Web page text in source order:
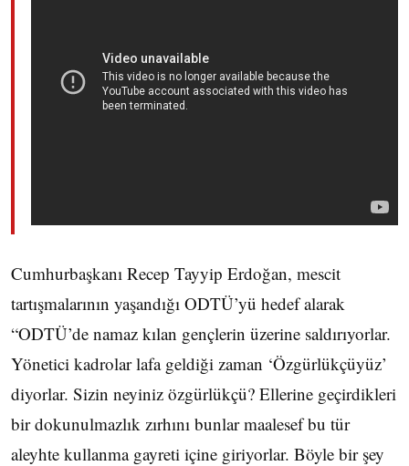
Cumhurbaşkanı Recep Tayyip Erdoğan, mescit
tartışmalarının yaşandığı ODTÜ’yü hedef alarak
“ODTÜ’de namaz kılan gençlerin üzerine saldırıyorlar.
Yönetici kadrolar lafa geldiği zaman ‘Özgürlükçüyüz’
diyorlar. Sizin neyiniz özgürlükçü? Ellerine geçirdikleri
bir dokunulmazlık zırhını bunlar maalesef bu tür
aleyhte kullanma gayreti içine giriyorlar. Böyle bir şey